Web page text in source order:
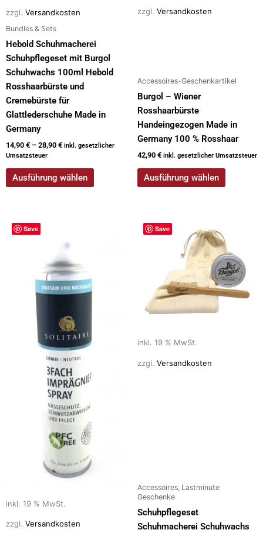
zzgl. Versandkosten
Bundles & Sets
Hebold Schuhmacherei
Schuhpflegeset mit Burgol
Schuhwachs 100ml Hebold
Rosshaarbürste und
Cremebürste für
Glattlederschuhe Made in
Germany
14,90 € – 28,90 € inkl. gesetzlicher
Umsatzsteuer
Ausführung wählen
können
auf
der
Produktseite
gewählt
werden
zzgl. Versandkosten
Accessoires-Geschenkartikel
Burgol – Wiener
Rosshaarbürste
Handeingezogen Made in
Germany 100 % Rosshaar
42,90 € inkl. gesetzlicher Umsatzsteuer
Ausführung wählen
können
werden
Save
inkl. 19 % MwSt.
zzgl. Versandkosten
Save
inkl. 19 % MwSt.
zzgl. Versandkosten
Accessoires, Lastminute
Geschenke
Schuhpflegeset
Schuhmacherei Schuhwachs